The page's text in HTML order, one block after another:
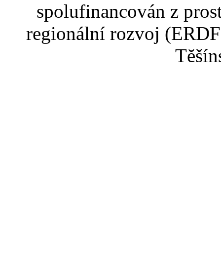
spolufinancován z
regionální rozvoj